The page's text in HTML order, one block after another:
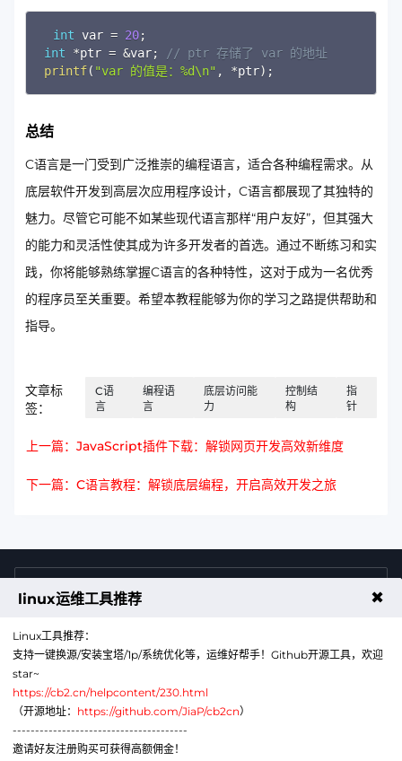
int var = 20;
int
*ptr = &var;
// ptr 存储了 var 的地址
printf( "var 的值是：%d\n" , *ptr) ;
总结
C语言是一门受到广泛推崇的编程语言，适合各种编程需求。从
底层软件开发到高层次应用程序设计，C语言都展现了其独特的
魅力。尽管它可能不如某些现代语言那样“用户友好”，但其强大
的能力和灵活性使其成为许多开发者的首选。通过不断练习和实
践，你将能够熟练掌握C语言的各种特性，这对于成为一名优秀
的程序员至关重要。希望本教程能够为你的学习之路提供帮助和
指导。
文章标
签：
C语
言
编程语
言
底层访问能
力
控制结
构
指
针
上一篇：JavaScript插件下载：解锁网页开发高效新维度
下一篇：C语言教程：解锁底层编程，开启高效开发之旅
售前咨询热线
公众号
linux运维工具推荐 ✖
Linux工具推荐：
支持一键换源/安装宝塔/1p/系统优化等，运维好帮手！Github开源工具，欢迎
star~
https://cb2.cn/helpcontent/230.html
（开源地址： https://github.com/JiaP/cb2cn）
---------------------------------------
邀请好友注册购买可获得高额佣金！